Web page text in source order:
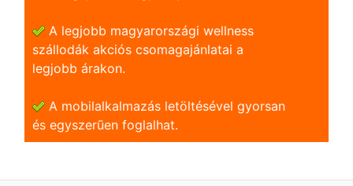
A legjobb magyarországi wellness
szállodák akciós csomagajánlatai a
legjobb árakon.
A mobilalkalmazás letöltésével gyorsan
és egyszerũen foglalhat.